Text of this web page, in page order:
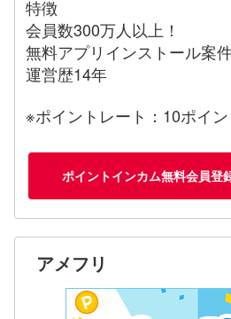
特徴
会員数300万人以上！
無料アプリインストール案
運営歴14年
※ポイントレート：10ポイ
ポイントインカム無料会員登
アメフリ